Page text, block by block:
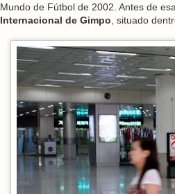
Mundo de Fútbol de 2002. Antes de
Internacional de Gimpo , situado